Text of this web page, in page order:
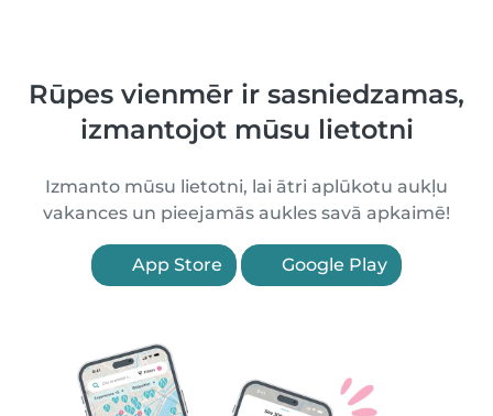
Rūpes vienmēr ir sasniedzamas,
izmantojot mūsu lietotni
Izmanto mūsu lietotni, lai ātri aplūkotu aukļu
vakances un pieejamās aukles savā apkaimē!
App Store Google Play